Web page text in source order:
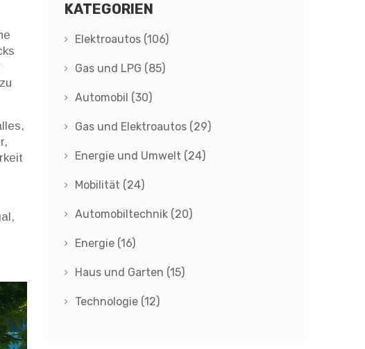
KATEGORIEN
Elektroautos (106)
Gas und LPG (85)
Automobil (30)
Gas und Elektroautos (29)
Energie und Umwelt (24)
Mobilität (24)
Automobiltechnik (20)
Energie (16)
Haus und Garten (15)
Technologie (12)